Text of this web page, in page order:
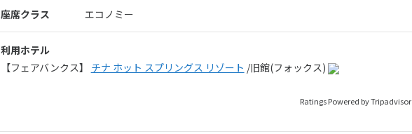
座席クラス エコノミー
利用ホテル
【フェアバンクス】 チナ ホット スプリングス リゾート /旧館(フォックス)
Ratings Powered by Tripadvisor